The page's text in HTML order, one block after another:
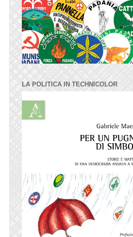
LA POLITICA IN TECHNICOLOR